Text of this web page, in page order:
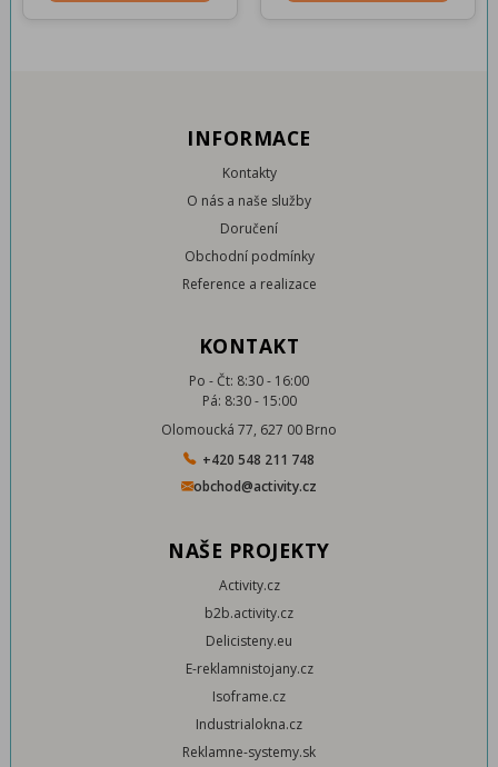
INFORMACE
Kontakty
O nás a naše služby
Doručení
Obchodní podmínky
Reference a realizace
KONTAKT
Po - Čt: 8:30 - 16:00
Pá: 8:30 - 15:00
Olomoucká 77, 627 00 Brno
+420 548 211 748
obchod@activity.cz
NAŠE PROJEKTY
Activity.cz
b2b.activity.cz
Delicisteny.eu
E-reklamnistojany.cz
Isoframe.cz
Industrialokna.cz
Reklamne-systemy.sk